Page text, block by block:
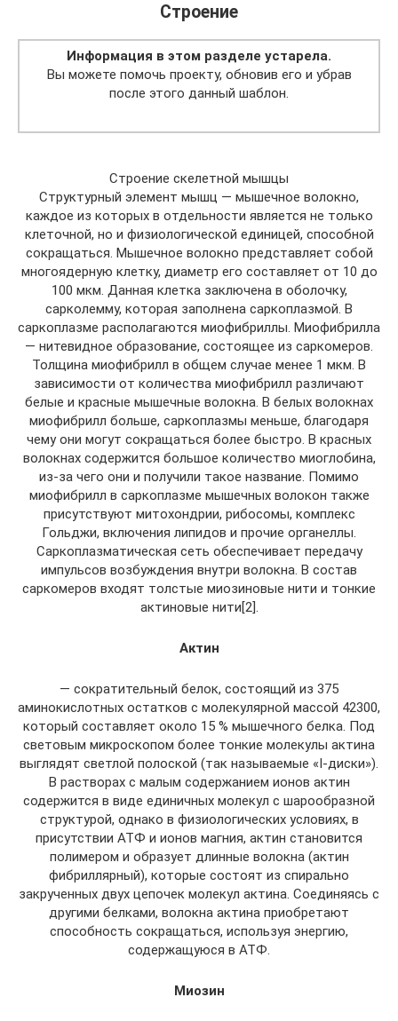
Строение
Информация в этом разделе устарела.
Вы можете помочь проекту, обновив его и убрав
после этого данный шаблон.
Строение скелетной мышцы
Структурный элемент мышц — мышечное волокно,
каждое из которых в отдельности является не только
клеточной, но и физиологической единицей, способной
сокращаться. Мышечное волокно представляет собой
многоядерную клетку, диаметр его составляет от 10 до
100 мкм. Данная клетка заключена в оболочку,
сарколемму, которая заполнена саркоплазмой. В
саркоплазме располагаются миофибриллы. Миофибрилла
— нитевидное образование, состоящее из саркомеров.
Толщина миофибрилл в общем случае менее 1 мкм. В
зависимости от количества миофибрилл различают
белые и красные мышечные волокна. В белых волокнах
миофибрилл больше, саркоплазмы меньше, благодаря
чему они могут сокращаться более быстро. В красных
волокнах содержится большое количество миоглобина,
из-за чего они и получили такое название. Помимо
миофибрилл в саркоплазме мышечных волокон также
присутствуют митохондрии, рибосомы, комплекс
Гольджи, включения липидов и прочие органеллы.
Саркоплазматическая сеть обеспечивает передачу
импульсов возбуждения внутри волокна. В состав
саркомеров входят толстые миозиновые нити и тонкие
актиновые нити[2].
Актин
— сократительный белок, состоящий из 375
аминокислотных остатков с молекулярной массой 42300,
который составляет около 15 % мышечного белка. Под
световым микроскопом более тонкие молекулы актина
выглядят светлой полоской (так называемые «Ι-диски»).
В растворах с малым содержанием ионов актин
содержится в виде единичных молекул с шарообразной
структурой, однако в физиологических условиях, в
присутствии АТФ и ионов магния, актин становится
полимером и образует длинные волокна (актин
фибриллярный), которые состоят из спирально
закрученных двух цепочек молекул актина. Соединяясь с
другими белками, волокна актина приобретают
способность сокращаться, используя энергию,
содержащуюся в АТФ.
Миозин